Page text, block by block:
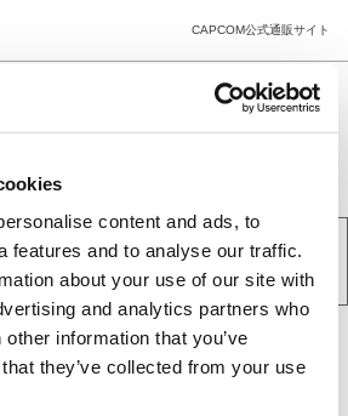
content and ads, to
features and to analyse our traffic.
about your use of our site with
and analytics partners who
information that you’ve
they’ve collected from your use
CAPCOM公式通販サイト
っておりません。
「お買い物を続ける」 をクリックしてく